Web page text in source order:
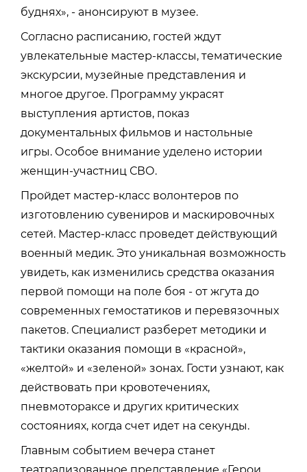
буднях», - анонсируют в музее.
Согласно расписанию, гостей ждут
увлекательные мастер-классы, тематические
экскурсии, музейные представления и
многое другое. Программу украсят
выступления артистов, показ
документальных фильмов и настольные
игры. Особое внимание уделено истории
женщин-участниц СВО.
Пройдет мастер-класс волонтеров по
изготовлению сувениров и маскировочных
сетей. Мастер-класс проведет действующий
военный медик. Это уникальная возможность
увидеть, как изменились средства оказания
первой помощи на поле боя - от жгута до
современных гемостатиков и перевязочных
пакетов. Специалист разберет методики и
тактики оказания помощи в «красной»,
«желтой» и «зеленой» зонах. Гости узнают, как
действовать при кровотечениях,
пневмотораксе и других критических
состояниях, когда счет идет на секунды.
Главным событием вечера станет